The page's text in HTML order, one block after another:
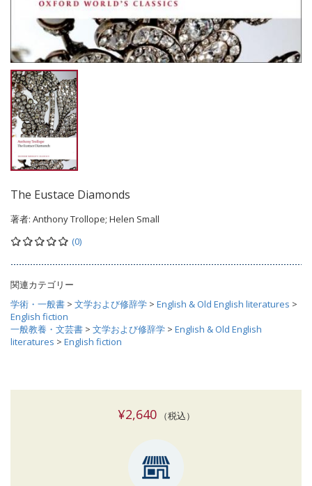
The Eustace Diamonds
著者: Anthony Trollope; Helen Small
(0)
関連カテゴリー
学術・一般書 > 文学および修辞学 > English & Old English literatures >
English fiction
一般教養・文芸書 > 文学および修辞学 > English & Old English
literatures > English fiction
¥2,640（税込）